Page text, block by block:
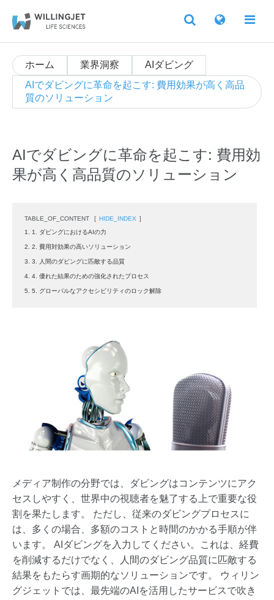
ホーム 業界洞察
AIダビング
AIでダビングに革命を起こす: 費用効果が高く高品
質のソリューション
AIでダビングに革命を起こす: 費用効
果が高く高品質のソリューション
TABLE_OF_CONTENT [ HIDE_INDEX ]
1. 1. ダビングにおけるAIの力
2. 2. 費用対効果の高いソリューション
3. 3. 人間のダビングに匹敵する品質
4. 4. 優れた結果のための強化されたプロセス
5. 5. グローバルなアクセシビリティのロック解除
メディア制作の分野では、ダビングはコンテンツにアク
セスしやすく、世界中の視聴者を魅了する上で重要な役
割を果たします。 ただし、従来のダビングプロセスに
は、多くの場合、多額のコストと時間のかかる手順が伴
います。 AIダビングを入力してください。これは、経費
を削減するだけでなく、人間のダビング品質に匹敵する
結果をもたらす画期的なソリューションです。 ウィリン
グジェットでは、最先端のAIを活用したサービスで吹き